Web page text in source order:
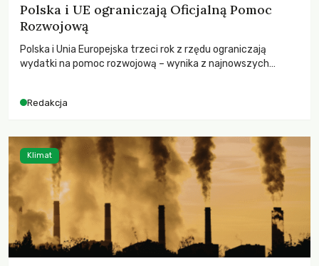
Polska i UE ograniczają Oficjalną Pomoc
Rozwojową
Polska i Unia Europejska trzeci rok z rzędu ograniczają
wydatki na pomoc rozwojową – wynika z najnowszych
odnotowano największe tąpnięcie ODA w historii. Jakie będą
kryzysami i ubóstwem?
Redakcja
Klimat